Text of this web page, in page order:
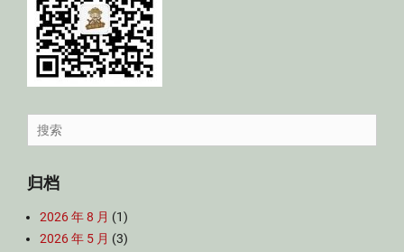
Search
for:
归档
2026 年 8 月 (1)
2026 年 5 月 (3)